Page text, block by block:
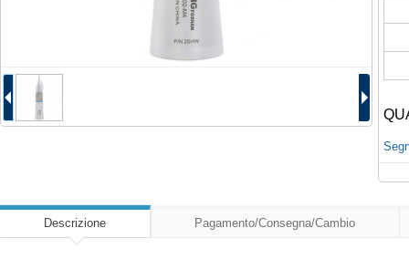
Descrizione Pagamento/Consegna/Cambio